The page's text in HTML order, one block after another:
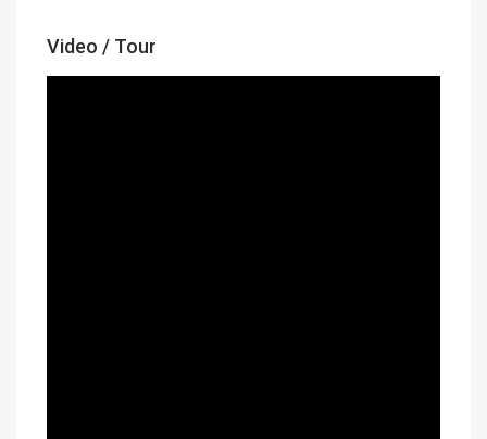
Video / Tour